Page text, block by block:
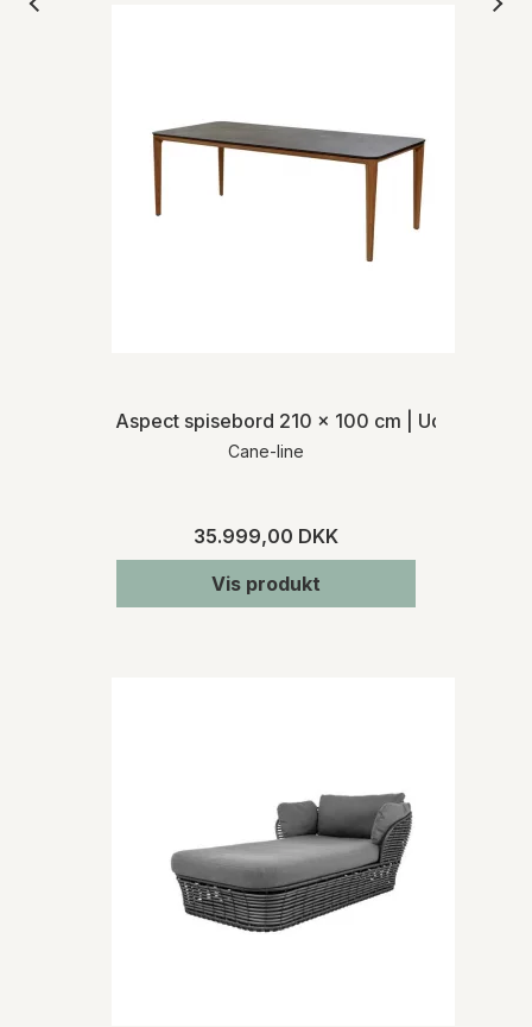
Aspect spisebord 210 x 100 cm | Udendørs
Cane-line
35.999,00 DKK
Vis produkt